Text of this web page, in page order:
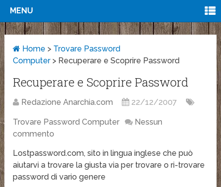
MENU
Home > Trovare Password
Computer> Recuperare e Scoprire Password
Recuperare e Scoprire Password
Redazione Anarchia.com 22/12/2007
Trovare Password Computer
Nessun
commento
Lostpassword.com, sito in lingua inglese che può
aiutarvi a trovare la giusta via per trovare o ri-trovare
password di vario genere